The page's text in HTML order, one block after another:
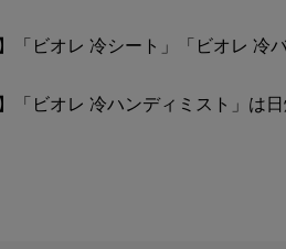
「ビオレ 冷シート」「ビオレ
「ビオレ 冷ハンディミスト」は